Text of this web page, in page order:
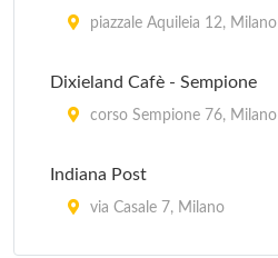
piazzale Aquileia 12, Milano
Dixieland Cafè - Sempione
corso Sempione 76, Milano
Indiana Post
via Casale 7, Milano